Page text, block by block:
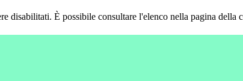
disabilitati. È possibile consultare l'elenco nella pagina della